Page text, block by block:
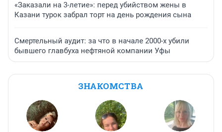
«Заказали на 3-летие»: перед убийством жены в
Казани турок забрал торт на день рождения сына
Смертельный аудит: за что в начале 2000-х убили
бывшего главбуха нефтяной компании Уфы
ЗНАКОМСТВА